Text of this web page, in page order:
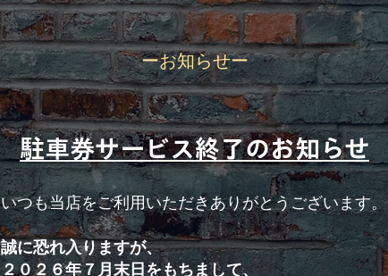
ーお知らせー
駐車券サービス終了のお知らせ
​いつも当店をご利用いただきありがとうございます。
誠に恐れ入りますが、
２０２６年７月末日をもちまして、